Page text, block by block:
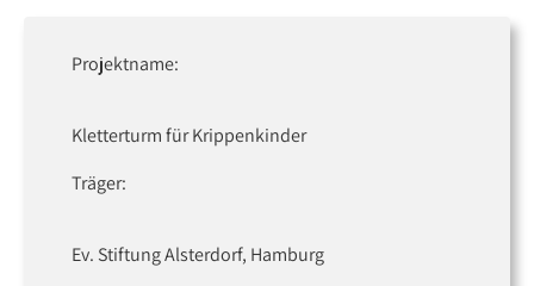
Projektname:
Kletterturm für Krippenkinder
Träger:
Ev. Stiftung Alsterdorf, Hamburg